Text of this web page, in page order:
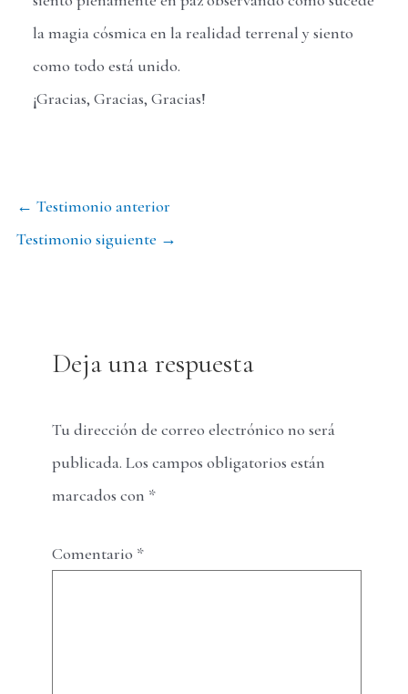
la magia cósmica en la realidad terrenal y siento
como todo está unido.
¡Gracias, Gracias, Gracias!
Navegación
de
← Testimonio anterior
Testimonio siguiente →
Deja una respuesta
Tu dirección de correo electrónico no será
publicada. Los campos obligatorios están
marcados con *
Comentario *